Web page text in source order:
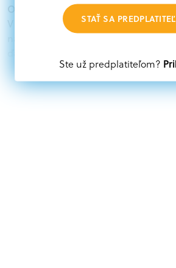
Oprávnení žiadatelia:
V databáze grantov a dotácií na
Oprávnení partneri:
Akákoľvek právnická osoba, t. j.
STAŤ SA
Ste už predplatiteľom?